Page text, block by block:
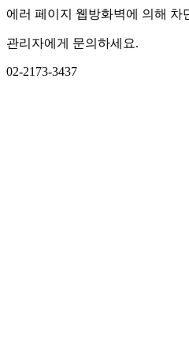
에러 페이지 웹방화벽에 의해 차
관리자에게 문의하세요.
02-2173-3437